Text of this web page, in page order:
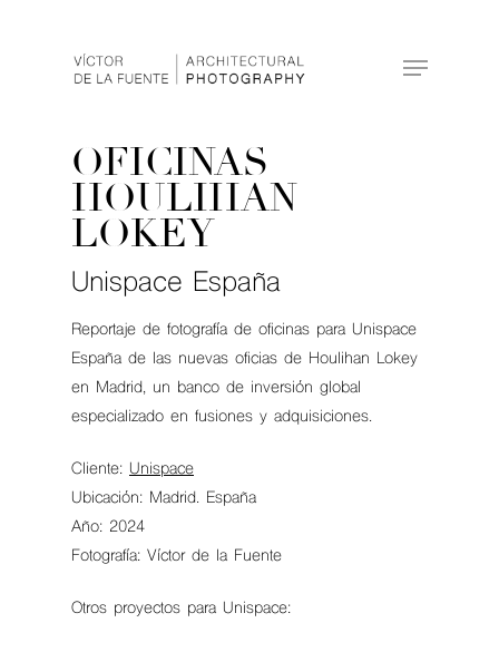
OFICINAS
HOULIHAN
LOKEY
Unispace España
Reportaje de fotografía de oficinas para Unispace
España de las nuevas oficias de Houlihan Lokey
en Madrid, un banco de inversión global
especializado en fusiones y adquisiciones.
Cliente: Unispace
Ubicación: Madrid. España
Año: 2024
Fotografía: Víctor de la Fuente
Otros proyectos para Unispace: